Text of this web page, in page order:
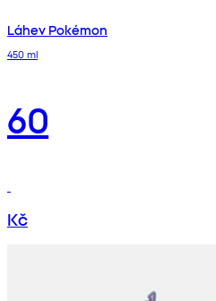
Láhev Pokémon
450 ml
60
Kč